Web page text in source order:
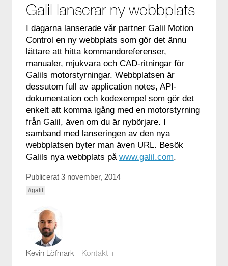
Galil lanserar ny webbplats
I dagarna lanserade vår partner Galil Motion
Control en ny webbplats som gör det ännu
lättare att hitta kommandoreferenser,
manualer, mjukvara och CAD-ritningar för
Galils motorstyrningar. Webbplatsen är
dessutom full av application notes, API-
dokumentation och kodexempel som gör det
enkelt att komma igång med en motorstyrning
från Galil, även om du är nybörjare. I
samband med lanseringen av den nya
webbplatsen byter man även URL. Besök
Galils nya webbplats på www.galil.com.
Publicerat 3 november, 2014
#galil
Kevin Löfmark Kontakt +